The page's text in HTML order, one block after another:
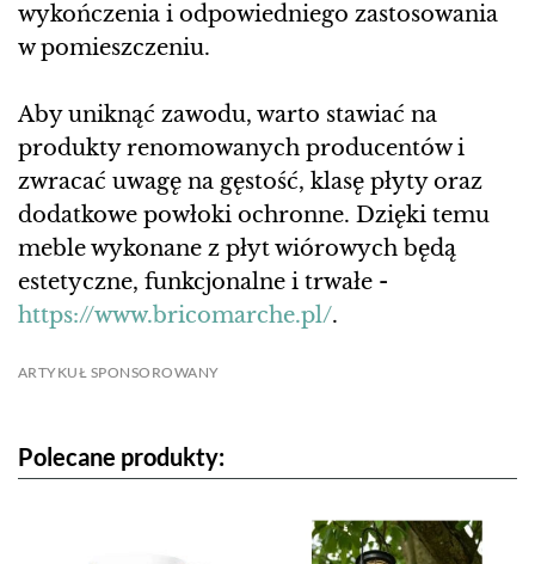
wykończenia i odpowiedniego zastosowania
w pomieszczeniu.
Aby uniknąć zawodu, warto stawiać na
produkty renomowanych producentów i
zwracać uwagę na gęstość, klasę płyty oraz
dodatkowe powłoki ochronne. Dzięki temu
meble wykonane z płyt wiórowych będą
estetyczne, funkcjonalne i trwałe -
https://www.bricomarche.pl/.
ARTYKUŁ SPONSOROWANY
Polecane produkty: